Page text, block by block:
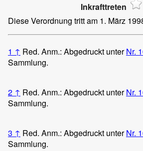
Inkrafttreten
Diese Verordnung tritt am 1. März
1 ↑ Red. Anm.: Abgedruckt unterNr.
Sammlung.
2 ↑ Red. Anm.: Abgedruckt unterNr.
Sammlung.
3 ↑ Red. Anm.: Abgedruckt unterNr.
Sammlung.